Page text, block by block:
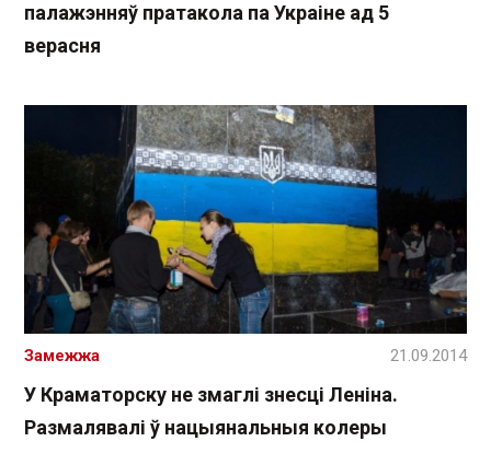
палажэнняў пратакола па Украіне ад 5
верасня
У Краматорску не змаглі знесці Леніна.
Размалявалі ў нацыянальныя колеры
Замежжа 21.09.2014